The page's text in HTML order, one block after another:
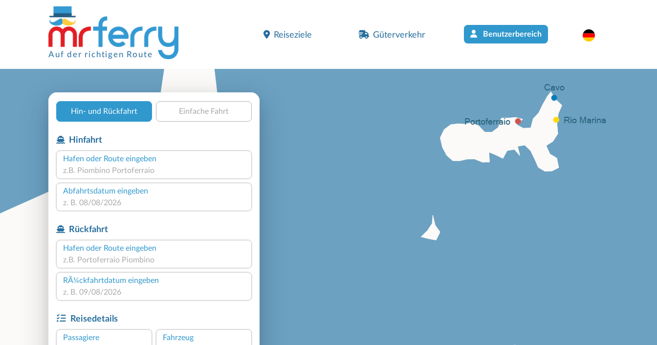
Auf der richtigen Route
Reiseziele Güterverkehr Benutzerbereich
Hin- und Rückfahrt Einfache Fahrt
Hinfahrt
Hafen oder Route eingeben
Abfahrtsdatum eingeben
Rückfahrt
Hafen oder Route eingeben
RÃ¼ckfahrtdatum eingeben
Reisedetails
Passagiere
Fahrzeug